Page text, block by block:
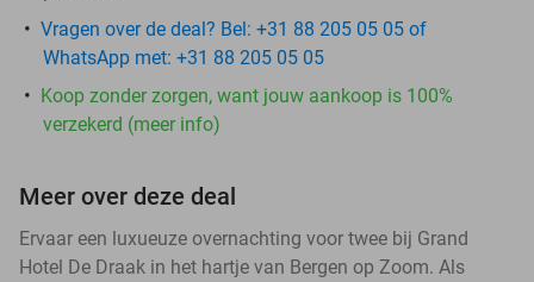
Vragen over de deal? Bel: +31 88 205 05 05 of
WhatsApp met: +31 88 205 05 05
Koop zonder zorgen, want jouw aankoop is 100%
verzekerd (meer info)
Meer over deze deal
Ervaar een luxueuze overnachting voor twee bij Grand
Hotel De Draak in het hartje van Bergen op Zoom. Als